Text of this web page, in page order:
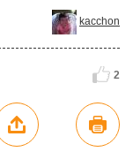
kacchon
2